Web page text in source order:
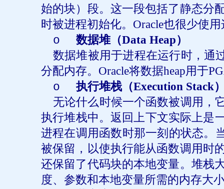
始的块）段。这一段包括了静态分
时被进程初始化。 Oracle也很少使
o
数据堆（Data Heap）
数据堆被用于进程在运行时，通
分配内存。 Oracle将数据heap用于
o
执行堆栈（Execution Stack
无论什么时候一个函数被调用，
执行堆栈中。返回上下文实际上是
进程在调用函数时那一刻的状态。
被保留，以使执行能从函数调用时
还保留了代码块的本地变量。堆栈
度、参数和本地变量所需的内存大